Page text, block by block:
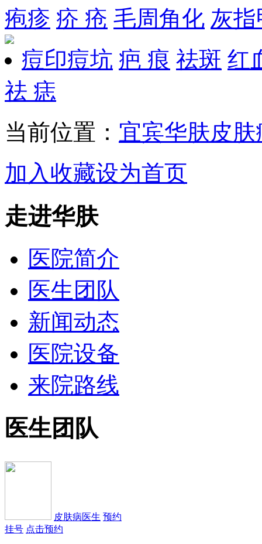
疱疹 疥 疮 毛周角化 灰指
痘印痘坑 疤 痕 祛斑 红
祛 痣
当前位置： 宜宾华肤皮
加入收藏设为首页
走进华肤
医院简介
医生团队
新闻动态
医院设备
来院路线
医生团队
皮肤病医生 预约
挂号 点击预约